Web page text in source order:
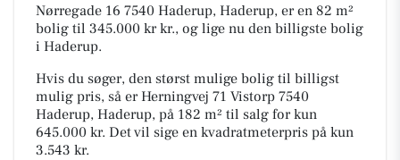
Nørregade 16 7540 Haderup, Haderup, er en 82 m²
bolig til 345.000 kr kr., og lige nu den billigste bolig
i Haderup.
Hvis du søger, den størst mulige bolig til billigst
mulig pris, så er Herningvej 71 Vistorp 7540
Haderup, Haderup, på 182 m² til salg for kun
645.000 kr. Det vil sige en kvadratmeterpris på kun
3.543 kr.